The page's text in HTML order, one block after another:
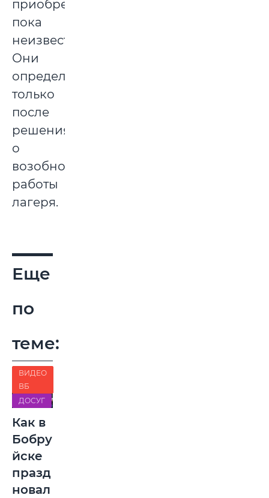
приобретения
пока
неизвестны.
Они
определятся
только
после
решения
о
возобновлении
работы
лагеря.
Еще
по
теме:
ВИДЕО
ВБ
ДОСУГ
Как в
Бобру
йске
празд
новал